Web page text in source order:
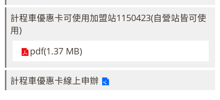
計程車優惠卡可使用加盟站1150423(自營站皆可使
用)
pdf(1.37 MB)
計程車優惠卡線上申辦